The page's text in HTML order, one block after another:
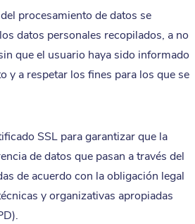
procesamiento de datos se
datos personales recopilados, a no
que el usuario haya sido informado
y a respetar los fines para los que se
SSL para garantizar que la
de datos que pasan a través del
de acuerdo con la obligación legal
y organizativas apropiadas